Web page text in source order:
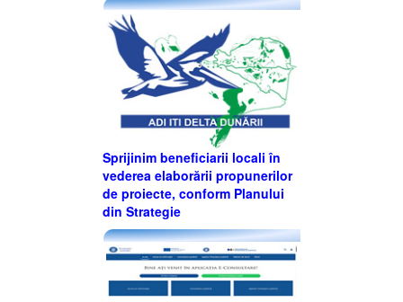
Sprijinim beneficiarii locali în
vederea elaborării propunerilor
de proiecte, conform Planului
din Strategie